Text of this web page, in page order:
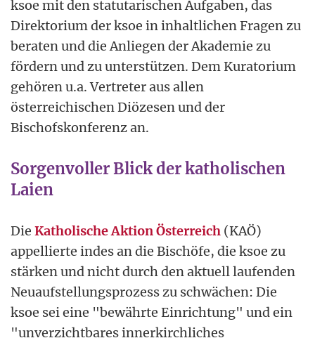
ksoe mit den statutarischen Aufgaben, das
Direktorium der ksoe in inhaltlichen Fragen zu
beraten und die Anliegen der Akademie zu
fördern und zu unterstützen. Dem Kuratorium
gehören u.a. Vertreter aus allen
österreichischen Diözesen und der
Bischofskonferenz an.
Sorgenvoller Blick der katholischen
Laien
Die Katholische Aktion Österreich (KAÖ)
appellierte indes an die Bischöfe, die ksoe zu
stärken und nicht durch den aktuell laufenden
Neuaufstellungsprozess zu schwächen: Die
ksoe sei eine "bewährte Einrichtung" und ein
"unverzichtbares innerkirchliches